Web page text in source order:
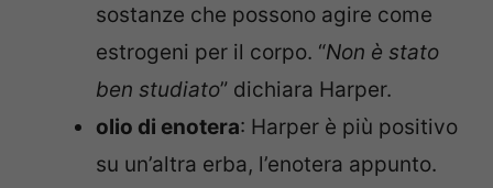
sostanze che possono agire come
estrogeni per il corpo. “Non è stato
ben studiato” dichiara Harper.
olio di enotera: Harper è più positivo
su un’altra erba, l’enotera appunto.